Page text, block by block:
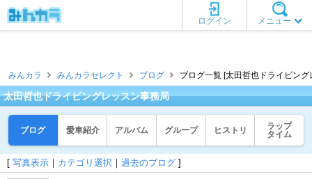
メニュー
ログイン
みんカラ みんカラセレクト ブログ ブログ一覧 [太田哲也ドライビン
太田哲也ドライビングレッスン事務局
ブログ 愛車紹介 アルバム グループ ヒストリ
ラップ
タイム
[ 写真表示 ｜ カテゴリ選択 ｜ 過去のブログ ]